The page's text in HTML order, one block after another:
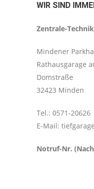
WIR SIND
Zentrale-
Mindener
Rathausgarage
Domstraße
32423 Minden
Tel.: 0571-20626
E-Mail:
Notruf-Nr.